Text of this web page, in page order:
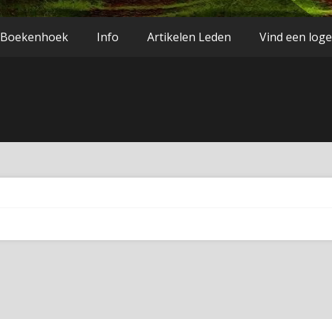
Boekenhoek Info Artikelen Leden Vind een loge